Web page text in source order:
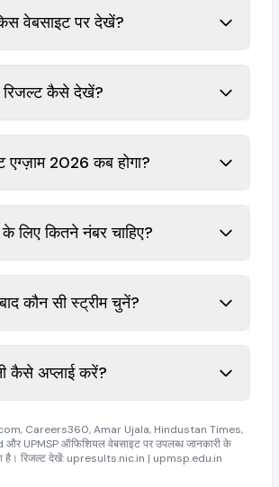
वेबसाइट पर देखें?
कैसे देखें?
एग्ज़ाम 2026 कब होगा?
लिए कितने नंबर चाहिए?
कौन सी स्ट्रीम चुनें?
कैसे अप्लाई करें?
Careers360, Amar Ujala, Hindustan Times,
UPMSP ऑफिशियल वेबसाइट पर उपलब्ध जानकारी के
है। रिजल्ट देखें: upresults.nic.in | upmsp.edu.in